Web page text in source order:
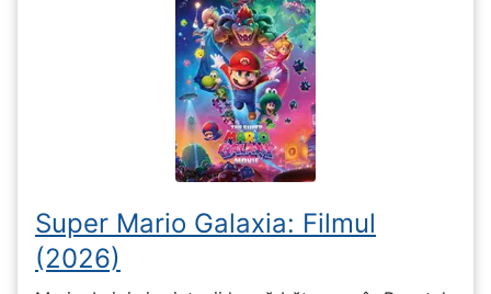
Super Mario Galaxia: Filmul
(2026)